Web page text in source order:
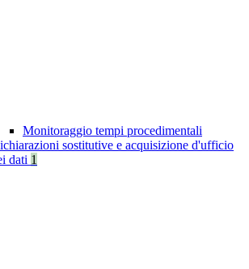
Monitoraggio tempi procedimentali
sostitutive e acquisizione d'ufficio
dati 1